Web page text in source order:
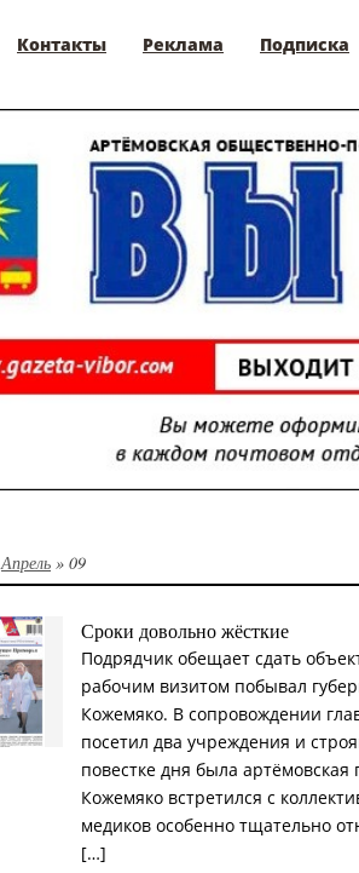
Контакты Реклама Подписка
Апрель » 09
Сроки довольно жёсткие
Подрядчик обещает сдать
рабочим визитом побывал
Кожемяко. В сопровождении
посетил два учреждения и
повестке дня была
Кожемяко встретился с
медиков особенно тщательно
[…]